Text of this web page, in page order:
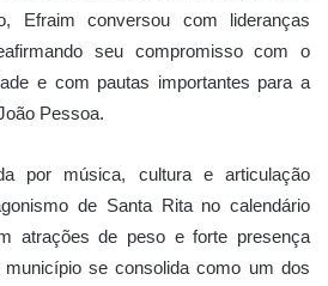
Efraim conversou com lideranças
seu compromisso com o
e com pautas importantes para a
Pessoa.
por música, cultura e articulação
de Santa Rita no calendário
atrações de peso e forte presença
se consolida como um dos